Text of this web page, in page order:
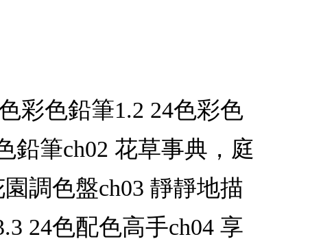
彩色鉛筆1.2 24色彩色
鉛筆ch02 花草事典，庭
調色盤ch03 靜靜地描
24色配色高手ch04 享